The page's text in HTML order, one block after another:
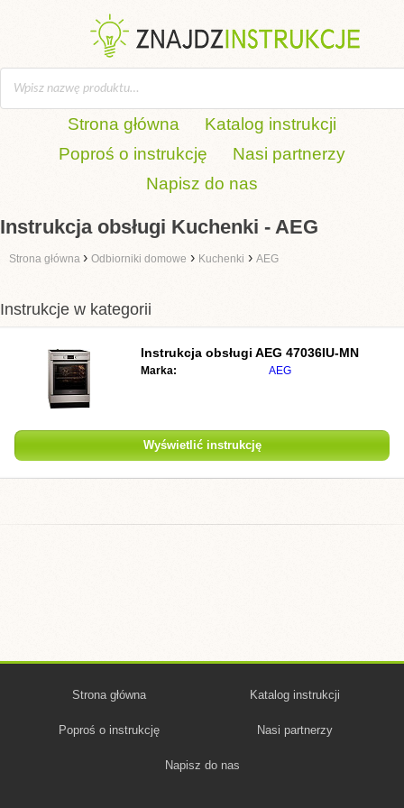
Strona główna
Katalog instrukcji
Poproś o instrukcję
Nasi partnerzy
Napisz do nas
Instrukcja obsługi Kuchenki - AEG
Strona główna › Odbiorniki domowe › Kuchenki › AEG
Instrukcje w kategorii
Instrukcja obsługi AEG 47036IU-MN
Marka: AEG
Wyświetlić instrukcję
Strona główna Katalog instrukcji
Poproś o instrukcję Nasi partnerzy
Napisz do nas